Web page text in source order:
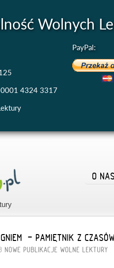
Wolnych
4324 3317
PayPal:
O
- PAMIĘTNIK Z
NOWE PUBLIKACJE WOLNE LEKTURY